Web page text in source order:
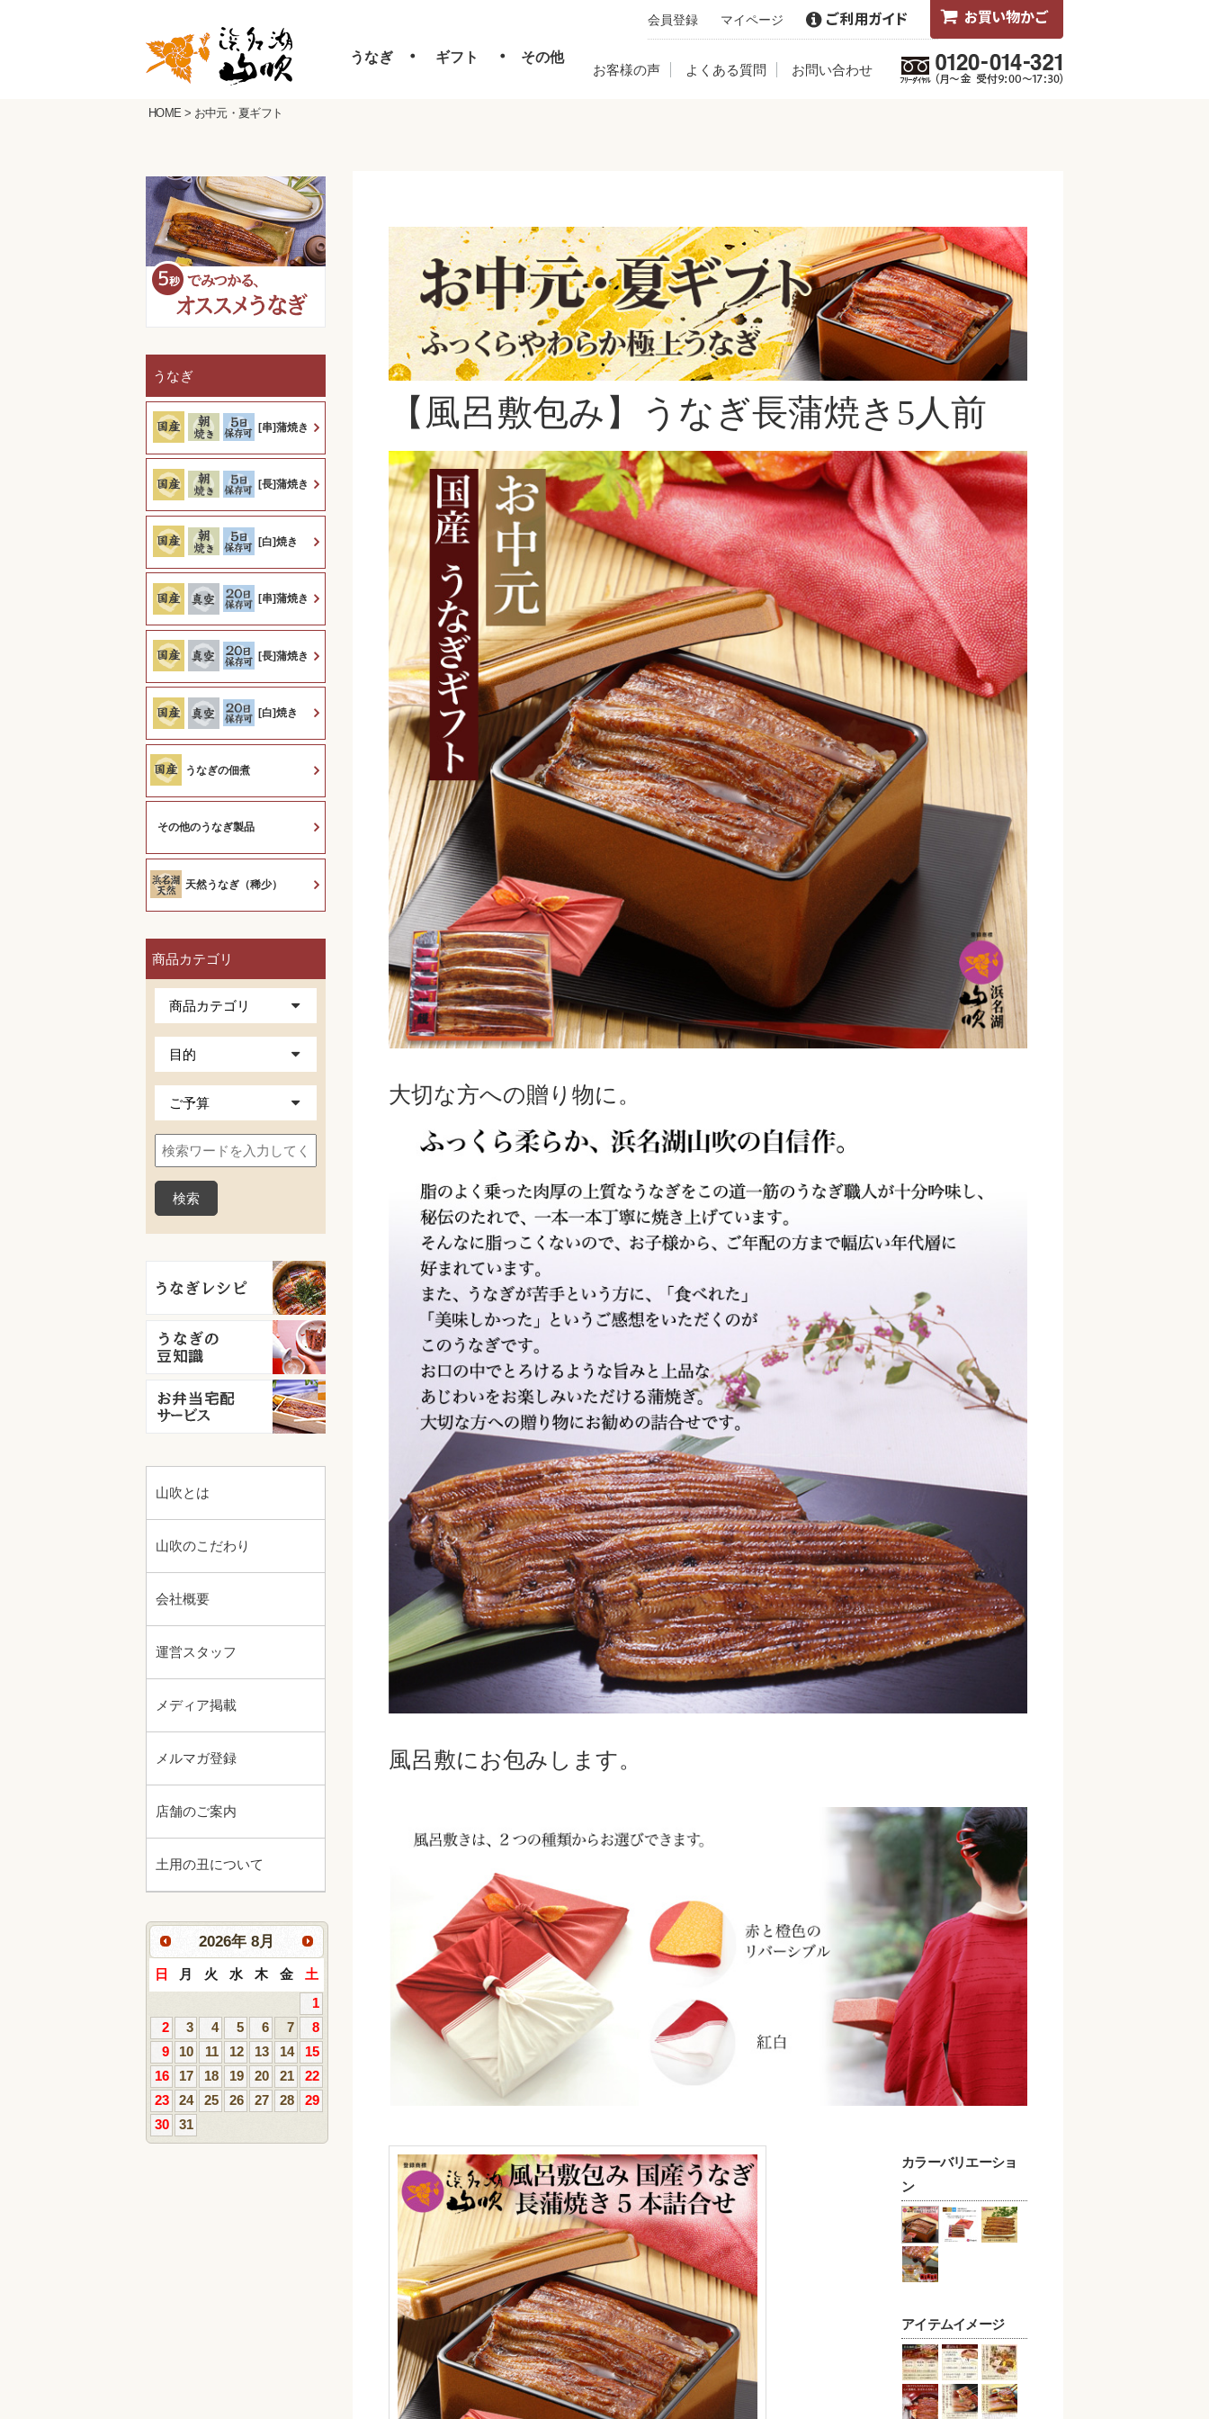
会員登録 マイページ
うなぎ ・ ギフト ・ その他
お客様の声 よくある質問 お問い合わせ
うなぎ
[串]蒲焼き
[長]蒲焼き
[白]焼き
[串]蒲焼き
[長]蒲焼き
[白]焼き
うなぎの佃煮
その他のうなぎ製品
天然うなぎ（稀少）
商品カテゴリ
山吹とは
山吹のこだわり
会社概要
運営スタッフ
メディア掲載
メルマガ登録
店舗のご案内
土用の丑について
2026年8月
日 月 火 水 木 金
土
1
2
3 4 5 6 7
8
9
10 11 12 13 14
15
16
17 18 19 20 21
22
23
24 25 26 27 28
29
30
31
HOME > お中元・夏ギフト
【風呂敷包み】うなぎ長蒲焼き5人前
大切な方への贈り物に。
風呂敷にお包みします。
カラーバリエーショ
ン
アイテムイメージ